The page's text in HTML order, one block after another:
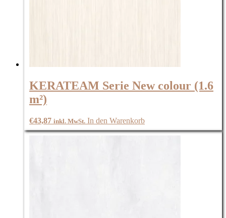
KERATEAM Serie New colour (1.6
m²)
€43,87 inkl. MwSt. In den Warenkorb